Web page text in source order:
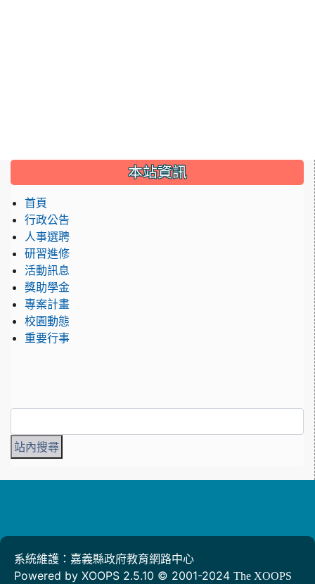
::: 本站資訊
首頁
行政公告
人事選聘
研習進修
活動訊息
獎助學金
專案計畫
校園動態
重要行事
系統維護：嘉義縣政府教育網路中心
Powered by XOOPS 2.5.10 © 2001-2024 The XOOPS